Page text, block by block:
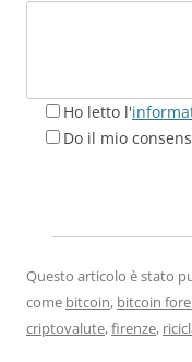
Ho letto l'
Do il mio
Questo articolo è stato
come bitcoin, bitcoin
criptovalute,firenze,